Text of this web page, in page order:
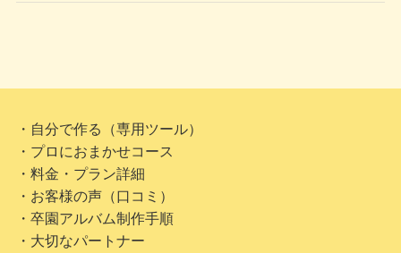
・自分で作る（専用ツール）
・プロにおまかせコース
・料金・プラン詳細
・お客様の声（口コミ）
・卒園アルバム制作手順
・大切なパートナー